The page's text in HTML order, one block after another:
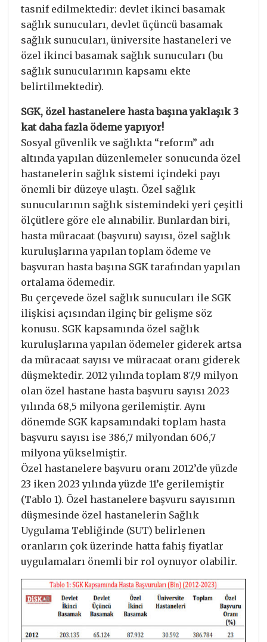
tasnif edilmektedir: devlet ikinci basamak
sağlık sunucuları, devlet üçüncü basamak
sağlık sunucuları, üniversite hastaneleri ve
özel ikinci basamak sağlık sunucuları (bu
sağlık sunucularının kapsamı ekte
belirtilmektedir).
SGK, özel hastanelere hasta başına yaklaşık 3
kat daha fazla ödeme yapıyor!
Sosyal güvenlik ve sağlıkta “reform” adı
altında yapılan düzenlemeler sonucunda özel
hastanelerin sağlık sistemi içindeki payı
önemli bir düzeye ulaştı. Özel sağlık
sunucularının sağlık sistemindeki yeri çeşitli
ölçütlere göre ele alınabilir. Bunlardan biri,
hasta müracaat (başvuru) sayısı, özel sağlık
kuruluşlarına yapılan toplam ödeme ve
başvuran hasta başına SGK tarafından yapılan
ortalama ödemedir.
Bu çerçevede özel sağlık sunucuları ile SGK
ilişkisi açısından ilginç bir gelişme söz
konusu. SGK kapsamında özel sağlık
kuruluşlarına yapılan ödemeler giderek artsa
da müracaat sayısı ve müracaat oranı giderek
düşmektedir. 2012 yılında toplam 87,9 milyon
olan özel hastane hasta başvuru sayısı 2023
yılında 68,5 milyona gerilemiştir. Aynı
dönemde SGK kapsamındaki toplam hasta
başvuru sayısı ise 386,7 milyondan 606,7
milyona yükselmiştir.
Özel hastanelere başvuru oranı 2012’de yüzde
23 iken 2023 yılında yüzde 11’e gerilemiştir
(Tablo 1). Özel hastanelere başvuru sayısının
düşmesinde özel hastanelerin Sağlık
Uygulama Tebliğinde (SUT) belirlenen
oranların çok üzerinde hatta fahiş fiyatlar
uygulamaları önemli bir rol oynuyor olabilir.